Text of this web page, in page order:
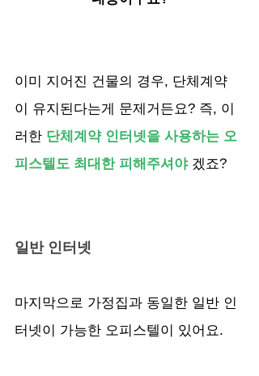
이미 지어진 건물의 경우, 단체계약
이 유지된다는게 문제거든요? 즉, 이
러한 단체계약 인터넷을 사용하는 오
피스텔도 최대한 피해주셔야 겠죠?
일반 인터넷
마지막으로 가정집과 동일한 일반 인
터넷이 가능한 오피스텔이 있어요.